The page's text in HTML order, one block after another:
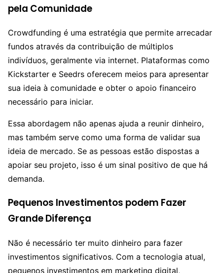
pela Comunidade
Crowdfunding é uma estratégia que permite arrecadar
fundos através da contribuição de múltiplos
indivíduos, geralmente via internet. Plataformas como
Kickstarter e Seedrs oferecem meios para apresentar
sua ideia à comunidade e obter o apoio financeiro
necessário para iniciar.
Essa abordagem não apenas ajuda a reunir dinheiro,
mas também serve como uma forma de validar sua
ideia de mercado. Se as pessoas estão dispostas a
apoiar seu projeto, isso é um sinal positivo de que há
demanda.
Pequenos Investimentos podem Fazer
Grande Diferença
Não é necessário ter muito dinheiro para fazer
investimentos significativos. Com a tecnologia atual,
pequenos investimentos em marketing digital,